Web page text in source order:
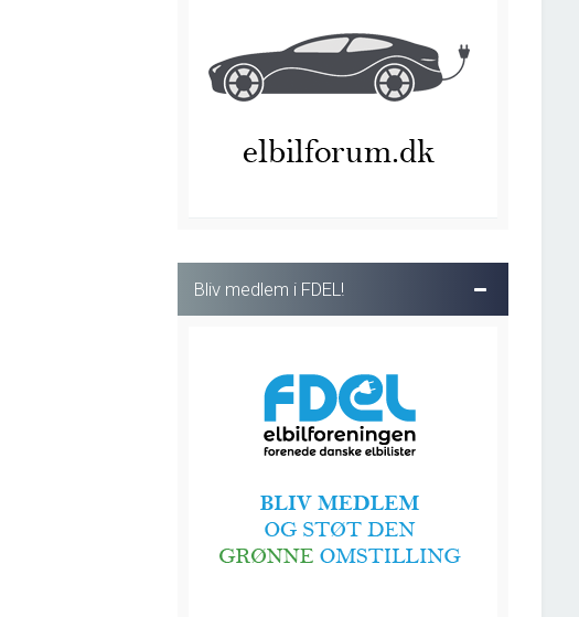
Bliv medlem i FDEL!